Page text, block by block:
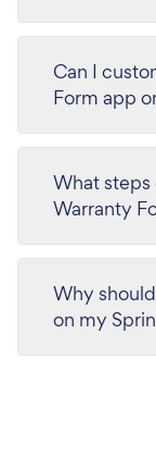
Can I
Form app
What
Warranty
Why
on my